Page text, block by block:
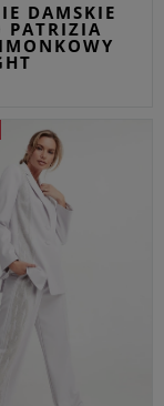
DAMSKIE
PATRIZIA